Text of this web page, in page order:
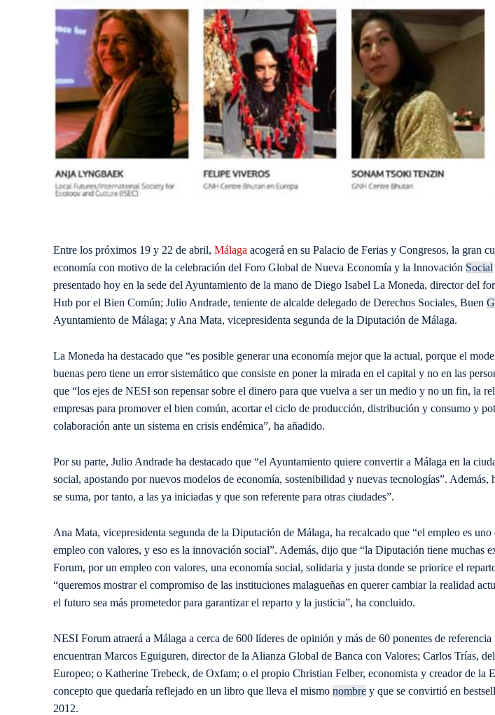
Entre los próximos 19 y 22 de abril, Málaga acogerá en su Palacio de Ferias y Congresos, la gran
economía con motivo de la celebración del Foro Global de Nueva Economía y la Innovación Social
presentado hoy en la sede del Ayuntamiento de la mano de Diego Isabel La Moneda, director del
Hub por el Bien Común; Julio Andrade, teniente de alcalde delegado de Derechos Sociales, Buen
Ayuntamiento de Málaga; y Ana Mata, vicepresidenta segunda de la Diputación de Málaga.
La Moneda ha destacado que “es posible generar una economía mejor que la actual, porque el
buenas pero tiene un error sistemático que consiste en poner la mirada en el capital y no en las
que “los ejes de NESI son repensar sobre el dinero para que vuelva a ser un medio y no un fin, la
empresas para promover el bien común, acortar el ciclo de producción, distribución y consumo y
colaboración ante un sistema en crisis endémica”, ha añadido.
Por su parte, Julio Andrade ha destacado que “el Ayuntamiento quiere convertir a Málaga en la
social, apostando por nuevos modelos de economía, sostenibilidad y nuevas tecnologías”. Además,
se suma, por tanto, a las ya iniciadas y que son referente para otras ciudades”.
Ana Mata, vicepresidenta segunda de la Diputación de Málaga, ha recalcado que “el empleo es
empleo con valores, y eso es la innovación social”. Además, dijo que “la Diputación tiene muchas
Forum, por un empleo con valores, una economía social, solidaria y justa donde se priorice el
“queremos mostrar el compromiso de las instituciones malagueñas en querer cambiar la realidad
el futuro sea más prometedor para garantizar el reparto y la justicia”, ha concluido.
NESI Forum atraerá a Málaga a cerca de 600 líderes de opinión y más de 60 ponentes de
encuentran Marcos Eguiguren, director de la Alianza Global de Banca con Valores; Carlos Trías,
Europeo; o Katherine Trebeck, de Oxfam; o el propio Christian Felber, economista y creador de la
concepto que quedaría reflejado en un libro que lleva el mismo nombre y que se convirtió en
2012.